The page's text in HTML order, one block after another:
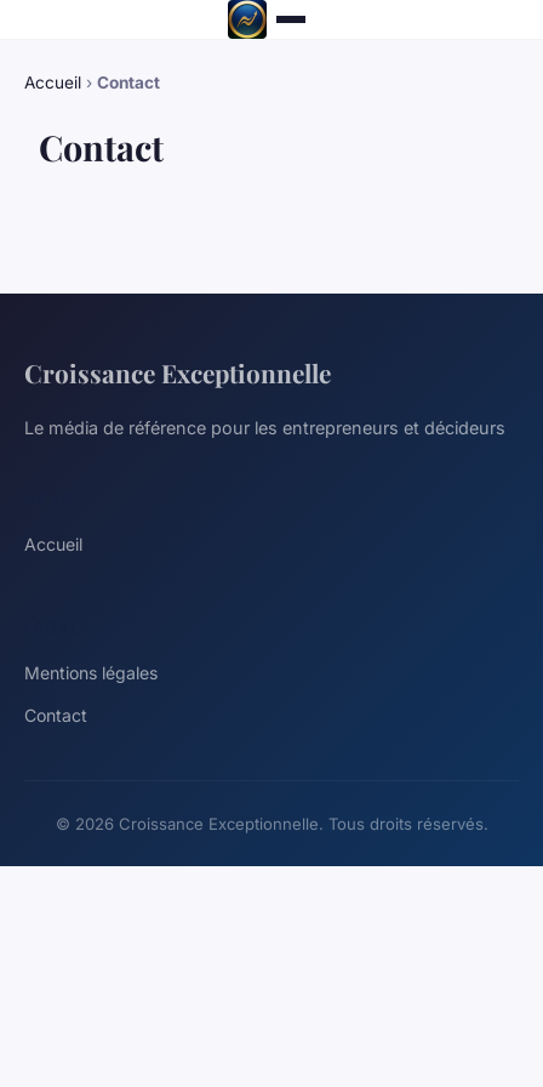
Accueil › Contact
Contact
Croissance Exceptionnelle
Le média de référence pour les entrepreneurs et décideurs
Accueil
Mentions légales
Contact
© 2026 Croissance Exceptionnelle. Tous droits réservés.